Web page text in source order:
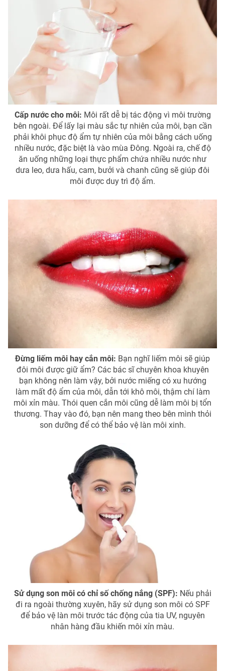
Infographic
Shorts video
VTV Money VTV Thể thao
VTV Sức khoẻ Bất động sản
Thị trường 24h Tấm lòng Việt
VTV4 Vươn mình bằng AI
VTV8
THỜI BÁO VTV
Cơ quan chủ quản:Đài Truyền hình Việt Nam
Cơ quan báo chí:Thời báo VTV
Giấy phép hoạt động báo in và báo điện tử số 483/GP-BTTTT
cấp ngày 29/12/2023
Tổng Biên tập:
Vũ Thanh Thủy
Phó Tổng Biên tập:Nguyễn Thị Mỹ Hạnh, Phạm Quốc Thắng,
Nguyễn Trọng Ninh
Ðiện thoại Thời báo VTV:024.66 897 897
toasoan@vtv.vn
Liên hệ quảng cáo:024-7300.7108
® Cấm sao chép dưới mọi hình thức nếu không có sự chấp
thuận bằng văn bản. Ghi rõ nguồn VTV.vn khi phát hành lại
Cấp nước cho môi: Môi rất dễ bị tác động vì môi trường
bên ngoài. Để lấy lại màu sắc tự nhiên của môi, bạn cần
phải khôi phục độ ẩm tự nhiên của môi bằng cách uống
nhiều nước, đặc biệt là vào mùa Đông. Ngoài ra, chế độ
ăn uống những loại thực phẩm chứa nhiều nước như
dưa leo, dưa hấu, cam, bưởi và chanh cũng sẽ giúp đôi
môi được duy trì độ ẩm.
Đừng liếm môi hay cắn môi: Bạn nghĩ liếm môi sẽ giúp
đôi môi được giữ ẩm? Các bác sĩ chuyên khoa khuyên
bạn không nên làm vậy, bởi nước miếng có xu hướng
làm mất độ ẩm của môi, dẫn tới khô môi, thậm chí làm
môi xỉn màu. Thói quen cắn môi cũng dễ làm môi bị tổn
thương. Thay vào đó, bạn nên mang theo bên mình thỏi
son dưỡng để có thể bảo vệ làn môi xinh.
Sử dụng son môi có chỉ số chống nắng (SPF): Nếu phải
đi ra ngoài thường xuyên, hãy sử dụng son môi có SPF
để bảo vệ làn môi trước tác động của tia UV, nguyên
nhân hàng đầu khiến môi xỉn màu.